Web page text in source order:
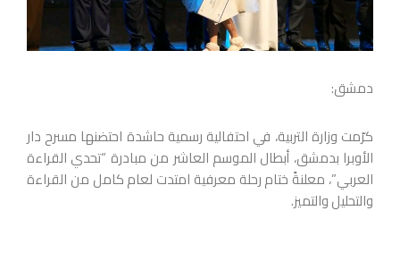
دمشق:
كرّمت وزارة التربية، في احتفالية رسمية حاشدة احتضنها مسرح دار
الأوبرا بدمشق، أبطال الموسم العاشر من مبادرة “تحدي القراءة
العربي”، معلنةً ختام رحلة معرفية امتدت لعام كامل من القراءة
والتحليل والتميز.